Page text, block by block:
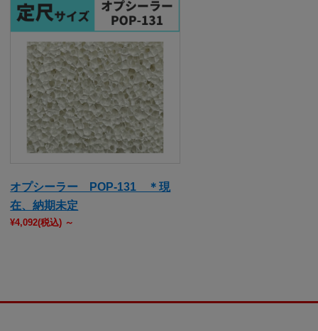
オプシーラー POP-131 ＊現
在、納期未定
¥4,092(税込) ～